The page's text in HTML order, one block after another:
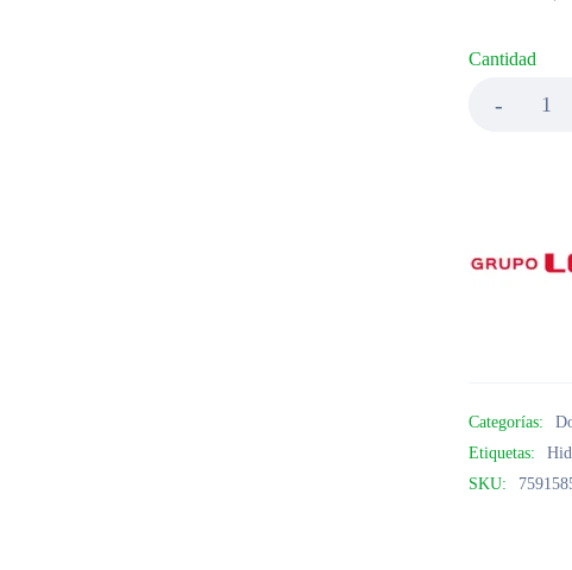
Cantidad
Categorías:
Etiquetas:
SKU: